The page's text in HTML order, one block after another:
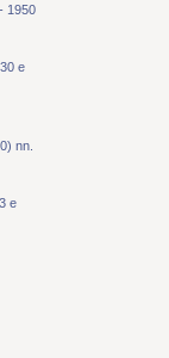
1950
e
nn.
e